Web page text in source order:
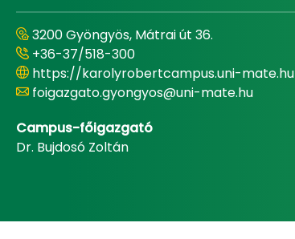
3200 Gyöngyös, Mátrai út 36.
+36-37/518-300
https://karolyrobertcampus.uni-mate.hu
foigazgato.gyongyos@uni-mate.hu
Campus-főigazgató
Dr. Bujdosó Zoltán